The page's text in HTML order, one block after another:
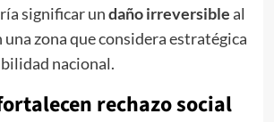
significar undaño irreversibleal
una zona que considera estratégica
nacional.
rechazo social